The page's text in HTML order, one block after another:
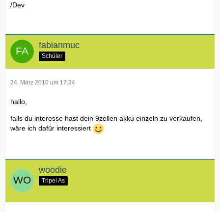
/Dev
fabianmuc
Schüler
24. März 2010 um 17:34
hallo,
falls du interesse hast dein 9zellen akku einzeln zu verkaufen,
wäre ich dafür interessiert
woodie
Tripel As